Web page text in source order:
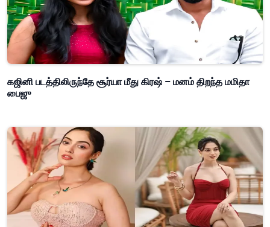
கஜினி படத்திலிருந்தே சூர்யா மீது கிரஷ் – மனம் திறந்த மமிதா
பைஜு